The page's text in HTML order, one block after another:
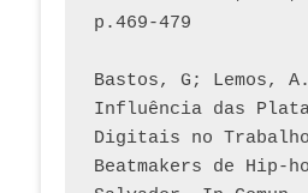
p.469-479
Bastos, G; Lemos,
Influência das
Digitais no
Beatmakers de Hip-